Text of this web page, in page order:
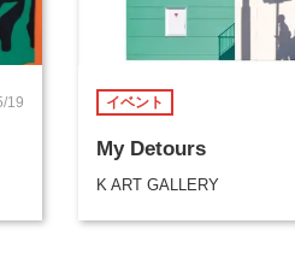
19 イベント
My Detours
K ART GALLERY